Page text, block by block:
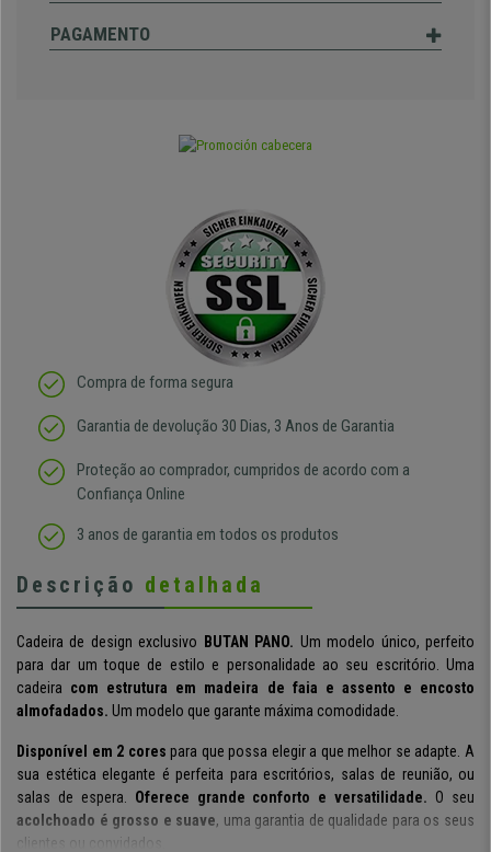
PAGAMENTO
Compra de forma segura
Garantia de devolução 30 Dias, 3 Anos de Garantia
Proteção ao comprador, cumpridos de acordo com a
Confiança Online
3 anos de garantia em todos os produtos
Descrição detalhada
Cadeira de design exclusivo BUTAN PANO. Um modelo único, perfeito
para dar um toque de estilo e personalidade ao seu escritório. Uma
cadeira com estrutura em madeira de faia e assento e encosto
almofadados. Um modelo que garante máxima comodidade.
Disponível em 2 corespara que possa elegir a que melhor se adapte. A
sua estética elegante é perfeita para escritórios, salas de reunião, ou
salas de espera. Oferece grande conforto e versatilidade. O seu
acolchoado é grosso e suave, uma garantia de qualidade para os seus
clientes ou convidados.